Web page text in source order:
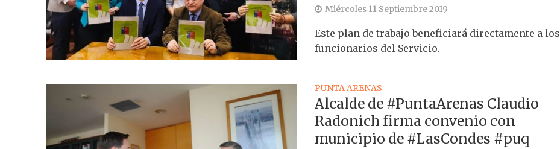
Miércoles 11 Septiembre 2019
Este plan de trabajo beneficiará directamente a los
funcionarios del Servicio.
PUNTA ARENAS
Alcalde de #PuntaArenas Claudio
Radonich firma convenio con
municipio de #LasCondes #puq